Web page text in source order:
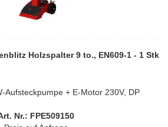
Holzspalter 9 to., EN609-1 - 1 Stk
Aufsteckpumpe + E-Motor 230V, DP
Nr.: FPE509150